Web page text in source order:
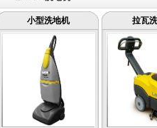
小型洗地机 拉瓦